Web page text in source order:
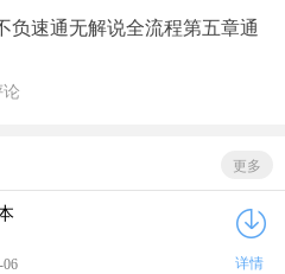
负速通无解说全流程第五章通
更多
06 详情